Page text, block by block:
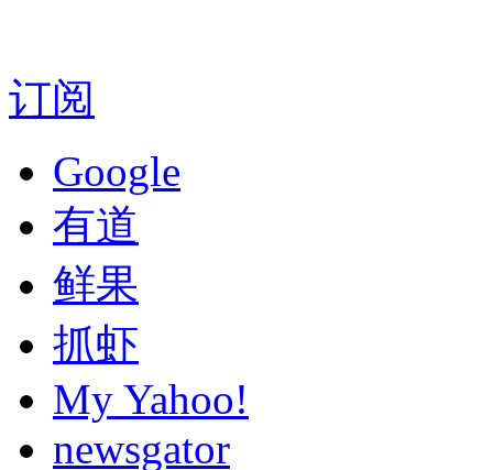
订阅
Google
有道
鲜果
抓虾
My Yahoo!
newsgator